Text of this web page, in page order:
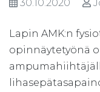
30.10.2020
Lapin AMK:n
opinnäytetyönä